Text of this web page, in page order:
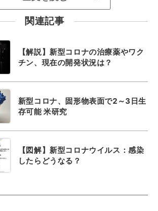
関連記事
【解説】新型コロナの治療薬やワク
チン、現在の開発状況は？
新型コロナ、固形物表面で2～3日生
存可能 米研究
【図解】新型コロナウイルス：感染
したらどうなる？